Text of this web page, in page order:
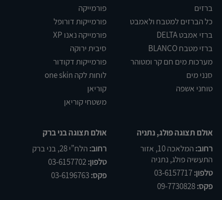
ברזים
כל הברזים למטבח ולאמבט
ברזי אמבט DELTA
ברזי מטבח BLANCO
מערכות מים חם קר ומטוהר
סנני מים
טוחני אשפה
פורמייקה
פורמייקות דורופל
פורמייקה נאנו XP
סיבית ירוקה
פורמייקות דקודור
לוחות לקה one skin
קוריאן
משטחי קוריאן
אולם תצוגה פולג, נתניה
רחוב:
המלאכה 10, אזור
התעשיה פולג, נתניה
טלפון:03-6157717
פקס:
אולם תצוגה בני ברק
רחוב: הלח”י 28, בני ברק
טלפון:03-6157702
פקס: